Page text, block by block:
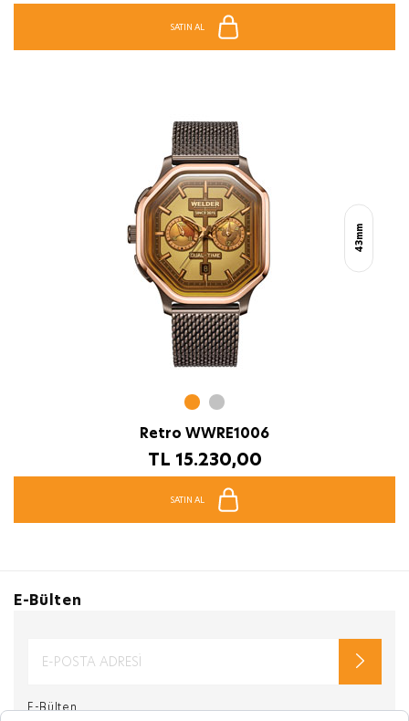
SATIN AL
43mm
Retro WWRE1006
TL 15.230,00
SATIN AL
E-Bülten
E-Bülten